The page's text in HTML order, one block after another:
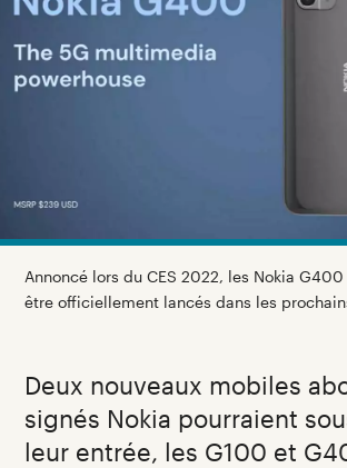
Annoncé lors du CES 2022, les Nokia
être officiellement lancés dans les
Deux nouveaux mobiles
signés Nokia pourraient
leur entrée, les G100 et